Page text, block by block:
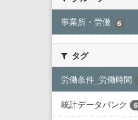
事業所・労働
6
タグ
労働条件_労働時間
統計データバンク 6